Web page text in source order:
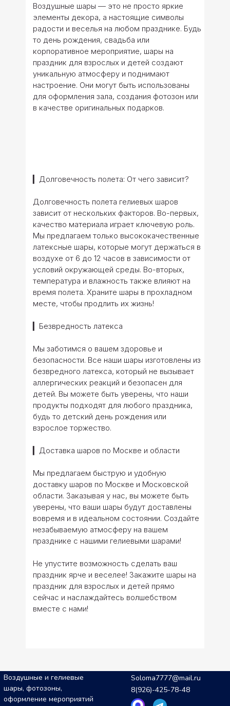
Воздушные шары — это не просто яркие
элементы декора, а настоящие символы
радости и веселья на любом празднике. Будь
то день рождения, свадьба или
корпоративное мероприятие, шары на
праздник для взрослых и детей создают
уникальную атмосферу и поднимают
настроение. Они могут быть использованы
для оформления зала, создания фотозон или
в качестве оригинальных подарков.
▎Долговечность полета: От чего зависит?
Долговечность полета гелиевых шаров
зависит от нескольких факторов. Во-первых,
качество материала играет ключевую роль.
Мы предлагаем только высококачественные
латексные шары, которые могут держаться в
воздухе от 6 до 12 часов в зависимости от
условий окружающей среды. Во-вторых,
температура и влажность также влияют на
время полета. Храните шары в прохладном
месте, чтобы продлить их жизнь!
▎Безвредность латекса
Мы заботимся о вашем здоровье и
безопасности. Все наши шары изготовлены из
безвредного латекса, который не вызывает
аллергических реакций и безопасен для
детей. Вы можете быть уверены, что наши
продукты подходят для любого праздника,
будь то детский день рождения или
взрослое торжество.
▎Доставка шаров по Москве и области
Мы предлагаем быструю и удобную
доставку шаров по Москве и Московской
области. Заказывая у нас, вы можете быть
уверены, что ваши шары будут доставлены
вовремя и в идеальном состоянии. Создайте
незабываемую атмосферу на вашем
празднике с нашими гелиевыми шарами!
Не упустите возможность сделать ваш
праздник ярче и веселее! Закажите шары на
праздник для взрослых и детей прямо
сейчас и наслаждайтесь волшебством
вместе с нами!
Soloma7777@mail.ru
Воздушные и гелиевые
шары, фотозоны,
оформление мероприятий
8(926)-425-78-48